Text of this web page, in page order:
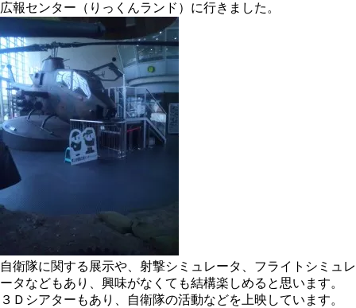
広報センター（りっくんランド）に行きました。
自衛隊に関する展示や、射撃シミュレータ、フライトシミュレ
ータなどもあり、興味がなくても結構楽しめると思います。
３Ｄシアターもあり、自衛隊の活動などを上映しています。